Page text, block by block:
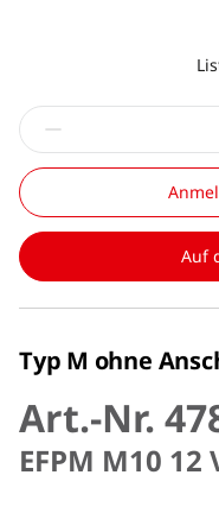
Auf
Typ M ohne
Art.-Nr.
EFPM M10 12